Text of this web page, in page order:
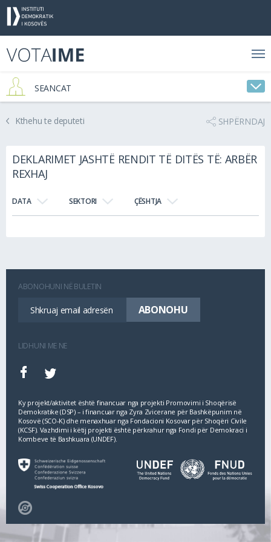
SEANCAT
Kthehu te deputeti SHPËRNDAJ
DEKLARIMET JASHTË RENDIT TË DITËS TË: ARBËR
REXHAJ
DATA SEKTORI ÇËSHTJA
ABONOHUNI NË BULETIN
LIDHUNI ME NE
Ky projekt/aktivitet është financuar nga projekti Promovimi i Shoqërisë
Demokratike (DSP) – i financuar nga Zyra Zvicerane për Bashkëpunim në
Kosovë (SCO‐K) dhe menaxhuar nga Fondacioni Kosovar për Shoqëri Civile
(KCSF). Vazhdimi i këtij projekti është përkrahur nga Fondi për Demokraci i
Kombeve të Bashkuara (UNDEF).